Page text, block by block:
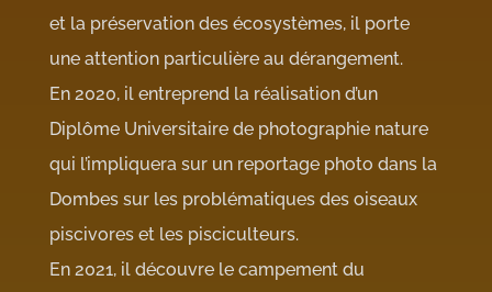
et la préservation des écosystèmes, il porte
une attention particulière au dérangement.
En 2020, il entreprend la réalisation d’un
Diplôme Universitaire de photographie nature
qui l’impliquera sur un reportage photo dans la
Dombes sur les problématiques des oiseaux
piscivores et les pisciculteurs.
En 2021, il découvre le campement du